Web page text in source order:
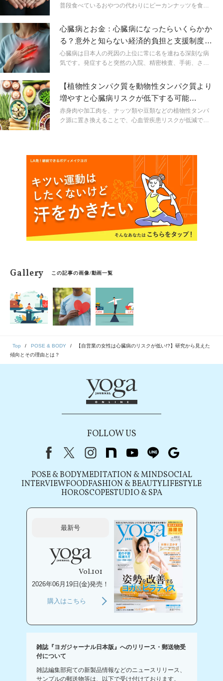
普段食べているおやつの代わりにピーカンナッツを食べ
ロール値の低下を示した。
心臓病とお金：心臓病になったらいくらかか
る？意外と知らない経済的負担と支援制度
〈医師監修〉
心臓病は日本人の死因の上位に常に名を連ねる深刻な病
気です。発症すると突然の入院、精密検査、手術、さら
神的なショックとともに経済的な負担も一気にのしかか
ってきます。しかし、日本には公的医療保険制度をはじ
めとする経済的支援制度があり、知識を持って活用すれ
ば、治療と生活の両立が可能になります。本稿では、心
臓病にかかる実際の費用と、公的支援の全体像を詳しく
【植物性タンパク質を動物性タンパク質より
増やすと心臓病リスクが低下する可能
性！？】研究結果が示唆
赤身肉や加工肉を、ナッツ類や豆類などの植物性タンパ
ク源に置き換えることで、心血管疾患リスクが低減でき
Gallery この記事の画像/動画一覧
Top POSE & BODY
【自営業の女性は心臓病のリスクが低い!?】研究から見えた
傾向とその理由とは？
FOLLOW US
FacebookX（旧Twitter）
instagram
note youtubeline
POSE & BODYMEDITATION & MINDSOCIAL
INTERVIEWFOODFASHION & BEAUTYLIFESTYLE
HOROSCOPESTUDIO & SPA
最新号
Vol.101
2026年06月19日(金)発売！
購入はこちら
雑誌『ヨガジャーナル日本版』へのリリース・郵送物受
付について
雑誌編集部宛ての新製品情報などのニュースリリース、
サンプルの郵送物等は、以下で受け付けております。